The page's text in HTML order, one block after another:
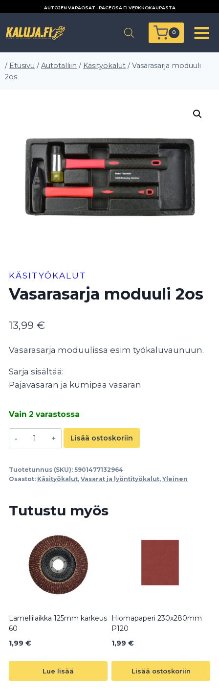
AUTOJEN VARAOSAT - RACEOSA.FI VERKKOKAUPASTA
0
/ Etusivu / Autotalliin / Käsityökalut / Vasarasarja moduuli
2os
KÄSITYÖKALUT
Vasarasarja moduuli 2os
13,99 €
Vasarasarja moduulissa esim työkaluvaunuun.
Sarja sisältää:
Pajavasaran ja kumipää vasaran
Vain 2 varastossa
Vasarasarja
moduuli
määrä
Lisää ostoskoriin
Tuotetunnus (SKU): 5901477132964
Osastot: Käsityökalut, Vasarat ja lyöntityökalut, Yleinen
Tutustu myös
Lamellilaikka 125mm karkeus
60
1,99 €
Lue lisää
Hiomapaperi 230x280mm
P120
1,99 €
Lisää ostoskoriin